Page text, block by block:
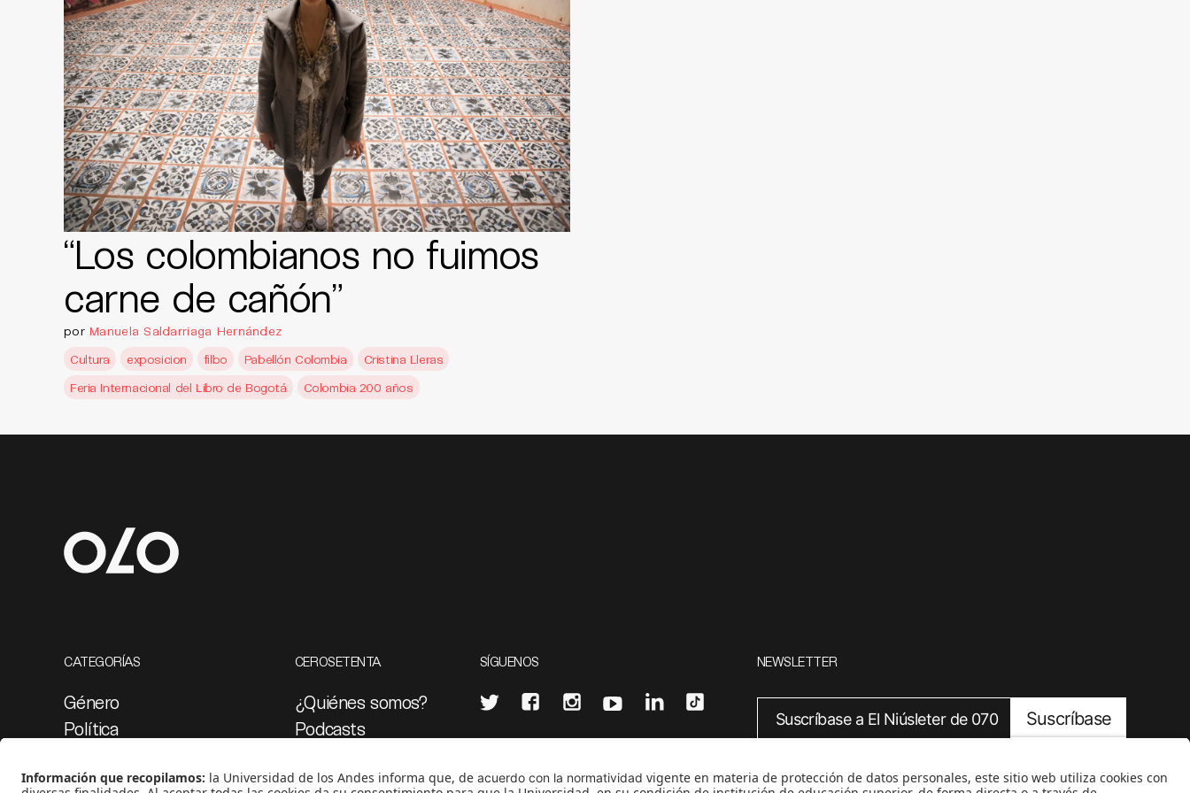
“Los colombianos no fuimos
carne de cañón”
por Manuela Saldarriaga Hernández
Cultura
exposicion filbo Pabellón Colombia
Cristina Lleras
Feria Internacional del Libro de Bogotá
Colombia 200 años
CATEGORÍAS
Género
Política
Medio ambiente
CEROSETENTA
¿Quiénes somos?
Podcasts
Proyectos 070
SÍGUENOS NEWSLETTER
Suscríbase